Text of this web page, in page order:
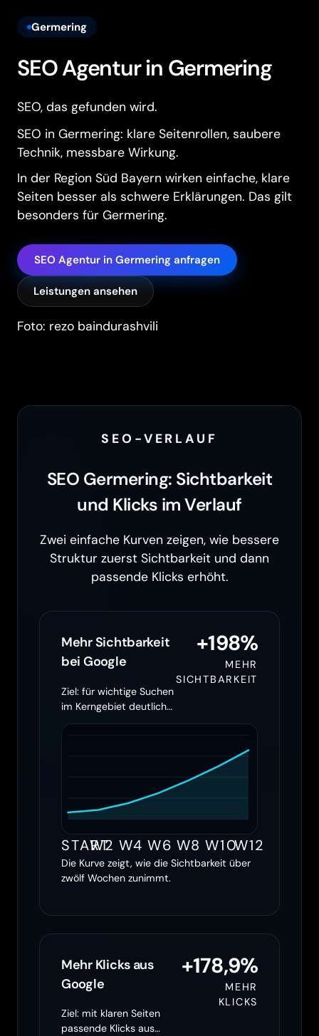
Germering
SEO Agentur in Germering
SEO, das gefunden wird.
SEO in Germering: klare Seitenrollen, saubere
Technik, messbare Wirkung.
In der Region Süd Bayern wirken einfache, klare
Seiten besser als schwere Erklärungen. Das gilt
besonders für Germering.
SEO Agentur in Germering anfragen
Leistungen ansehen
Foto: rezo baindurashvili
SEO-VERLAUF
SEO Germering: Sichtbarkeit
und Klicks im Verlauf
Zwei einfache Kurven zeigen, wie bessere
Struktur zuerst Sichtbarkeit und dann
passende Klicks erhöht.
Mehr Sichtbarkeit
bei Google
Ziel: für wichtige Suchen
im Kerngebiet deutlich
öfter erscheinen
+198%
MEHR
SICHTBARKEIT
START
W2 W4 W6 W8 W10W12
Die Kurve zeigt, wie die Sichtbarkeit über
zwölf Wochen zunimmt.
Mehr Klicks aus
Google
Ziel: mit klaren Seiten
passende Klicks aus
+178,9%
MEHR
KLICKS